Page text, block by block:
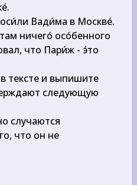
Вади́ма в Москве́.
ничего́ осо́бенного
что Пари́ж - э́то
тексте и выпишите
следующую
случаются
что он не